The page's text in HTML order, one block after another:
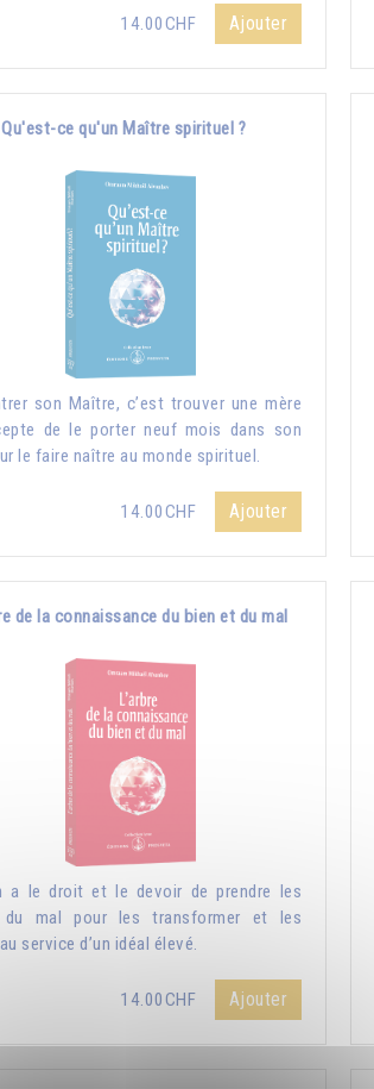
14.00CHF Ajouter
Qu'est-ce qu'un Maître spirituel ?
son Maître, c’est trouver une mère
de le porter neuf mois dans son
le faire naître au monde spirituel.
14.00CHF Ajouter
de la connaissance du bien et du mal
a le droit et le devoir de prendre les
du mal pour les transformer et les
service d’un idéal élevé.
14.00CHF Ajouter